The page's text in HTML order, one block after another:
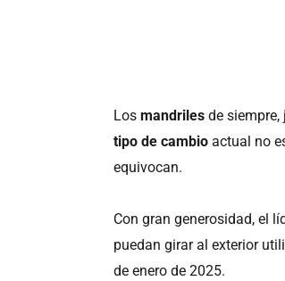
Losmandriles de
tipo de cambio actual no
equivocan.
Con gran generosidad, el
puedan girar al exterior
de enero de 2025.